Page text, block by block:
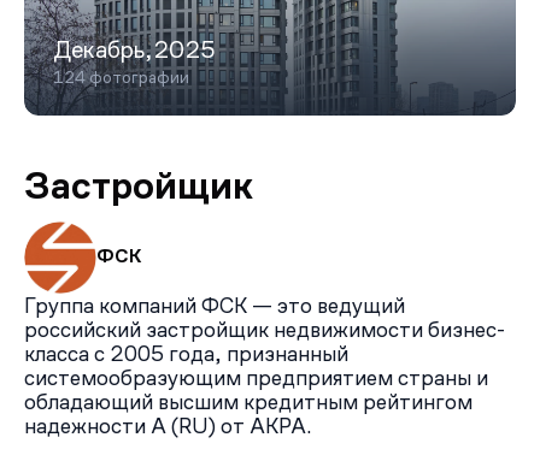
Декабрь,2025
124 фотографии
Застройщик
ФСК
Группа компаний ФСК — это ведущий
российский застройщик недвижимости бизнес-
класса с 2005 года, признанный
системообразующим предприятием страны и
обладающий высшим кредитным рейтингом
надежности А (RU) от АКРА.